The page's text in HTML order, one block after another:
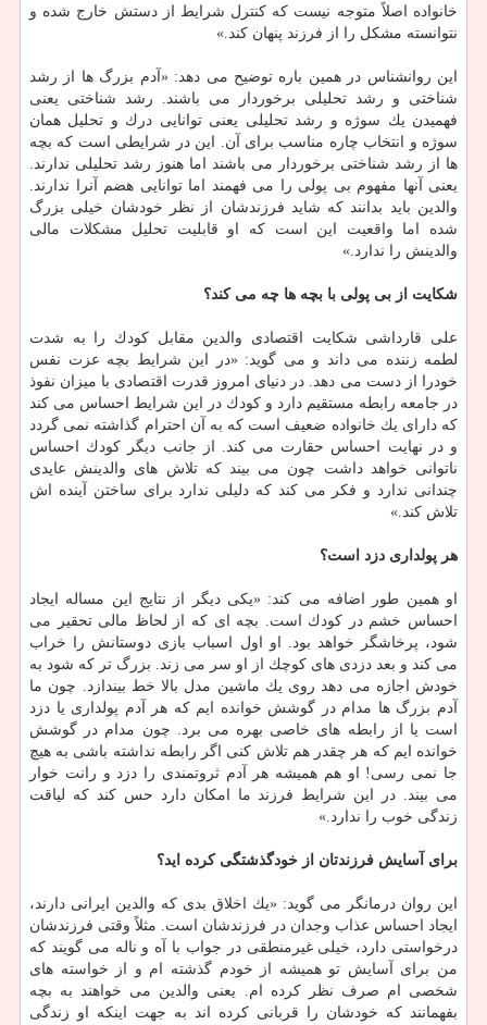
خانواده اصلاً متوجه نیست كه كنترل شرایط از دستش خارج شده و
نتوانسته مشكل را از فرزند پنهان كند.»
این روانشناس در همین باره توضیح می دهد: «آدم بزرگ ها از رشد
شناختی و رشد تحلیلی برخوردار می باشند. رشد شناختی یعنی
فهمیدن یك سوژه و رشد تحلیلی یعنی توانایی درك و تحلیل همان
سوژه و انتخاب چاره مناسب برای آن. این در شرایطی است كه بچه
ها از رشد شناختی برخوردار می باشند اما هنوز رشد تحلیلی ندارند.
یعنی آنها مفهوم بی پولی را می فهمند اما توانایی هضم آنرا ندارند.
والدین باید بدانند كه شاید فرزندشان از نظر خودشان خیلی بزرگ
شده اما واقعیت این است كه او قابلیت تحلیل مشكلات مالی
والدینش را ندارد.»
شكایت از بی پولی با بچه ها چه می كند؟
علی قارداشی شكایت اقتصادی والدین مقابل كودك را به شدت
لطمه زننده می داند و می گوید: «در این شرایط بچه عزت نفس
خودرا از دست می دهد. در دنیای امروز قدرت اقتصادی با میزان نفوذ
در جامعه رابطه مستقیم دارد و كودك در این شرایط احساس می كند
كه دارای یك خانواده ضعیف است كه به آن احترام گذاشته نمی گردد
و در نهایت احساس حقارت می كند. از جانب دیگر كودك احساس
ناتوانی خواهد داشت چون می بیند كه تلاش های والدینش عایدی
چندانی ندارد و فكر می كند كه دلیلی ندارد برای ساختن آینده اش
تلاش كند.»
هر پولداری دزد است؟
او همین طور اضافه می كند: «یكی دیگر از نتایج این مساله ایجاد
احساس خشم در كودك است. بچه ای كه از لحاظ مالی تحقیر می
شود، پرخاشگر خواهد بود. او اول اسباب بازی دوستانش را خراب
می كند و بعد دزدی های كوچك از او سر می زند. بزرگ تر كه شود به
خودش اجازه می دهد روی یك ماشین مدل بالا خط بیندازد. چون ما
آدم بزرگ ها مدام در گوشش خوانده ایم كه هر آدم پولداری یا دزد
است یا از رابطه های خاصی بهره می برد. چون مدام در گوشش
خوانده ایم كه هر چقدر هم تلاش كنی اگر رابطه نداشته باشی به هیچ
جا نمی رسی! او هم همیشه هر آدم ثروتمندی را دزد و رانت خوار
می بیند. در این شرایط فرزند ما امكان دارد حس كند كه لیاقت
زندگی خوب را ندارد.»
برای آسایش فرزندتان از خودگذشتگی كرده اید؟
این روان درمانگر می گوید: «یك اخلاق بدی كه والدین ایرانی دارند،
ایجاد احساس عذاب وجدان در فرزندشان است. مثلاً وقتی فرزندشان
درخواستی دارد، خیلی غیرمنطقی در جواب با آه و ناله می گویند كه
من برای آسایش تو همیشه از خودم گذشته ام و از خواسته های
شخصی ام صرف نظر كرده ام. یعنی والدین می خواهند به بچه
بفهمانند كه خودشان را قربانی كرده اند به جهت اینكه او زندگی